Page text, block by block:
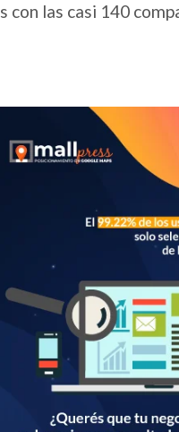
las casi 140